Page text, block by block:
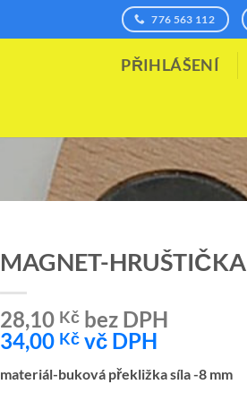
776 563 112
PŘIHLÁŠENÍ
MAGNET-HRUŠTIČKA
28,10 Kčbez DPH
34,00 Kčvč DPH
materiál-buková překližka síla -8 mm